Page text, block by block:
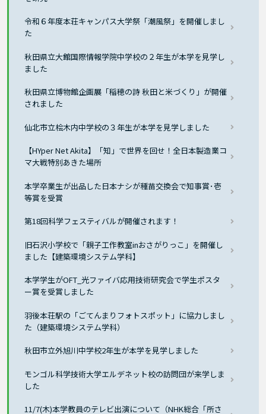
令和６年度本荘キャンパス大学祭「潮風祭」を開催しまし
た
秋田県立大館国際情報学院中学校の２年生が本学を見学し
ました
秋田県立博物館企画展「稲穂の詩 秋田と米づくり」が開催
されました
仙北市立桧木内中学校の３年生が本学を見学しました
【HYper Net Akita】「知」で世界を回せ！全日本製造業コ
マ大戦特別あきた場所
本学卒業生が出品した日本ナシが種苗交換会で知事賞･壱
等賞を受賞
第18回科学フェスティバルが開催されます！
旧石沢小学校で「親子工作教室inおさがりっこ」を開催し
ました【建築環境システム学科】
本学学生がOFT_光ファイバ応用技術研究会で学生ポスタ
ー賞を受賞しました
羽後本荘駅の「ごてんまりフォトスポット」に協力しまし
た（建築環境システム学科）
秋田市立外旭川中学校2年生が本学を見学しました
モンゴル科学技術大学エルデネット校の訪問団が来学しま
した
11/7(木)本学教員のテレビ出演について（NHK総合「所さ